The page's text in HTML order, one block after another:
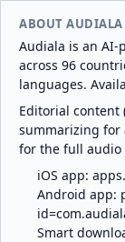
ABOUT AUDIALA
Audiala is an AI-
across 96
languages.
Editorial content
summarizing for
for the full audio
iOS app:
Android app:
Smart